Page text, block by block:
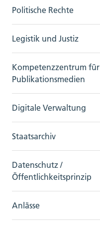
Politische Rechte
Legistik und Justiz
Kompetenzzentrum für
Publikationsmedien
Digitale Verwaltung
Staatsarchiv
Datenschutz /
Öffentlichkeitsprinzip
Anlässe